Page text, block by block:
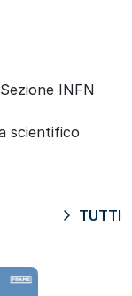
INFN
scientifico
TUTTI